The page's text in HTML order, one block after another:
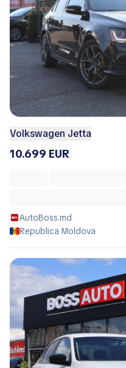
Volkswagen Jetta
10.699 EUR
AutoBoss.md
Republica Moldova